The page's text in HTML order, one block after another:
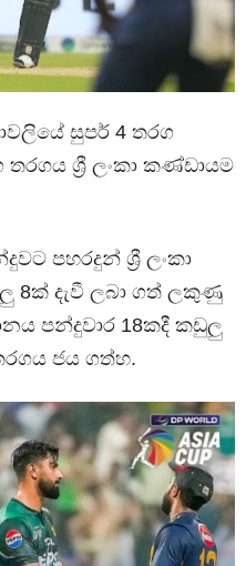
සුපර් 4 තරග
ශ්‍රී ලංකා කණ්ඩායම
පහරදුන් ශ්‍රී ලංකා
8ක් දැවී ලබා ගත් ලකුණු
පන්දුවාර 18කදී කඩුලු
ජය ගත්හ.